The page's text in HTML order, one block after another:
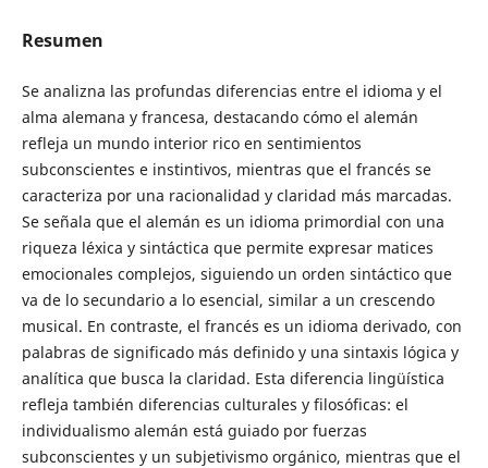
Resumen
Se analizna las profundas diferencias entre el idioma y el
alma alemana y francesa, destacando cómo el alemán
refleja un mundo interior rico en sentimientos
subconscientes e instintivos, mientras que el francés se
caracteriza por una racionalidad y claridad más marcadas.
Se señala que el alemán es un idioma primordial con una
riqueza léxica y sintáctica que permite expresar matices
emocionales complejos, siguiendo un orden sintáctico que
va de lo secundario a lo esencial, similar a un crescendo
musical. En contraste, el francés es un idioma derivado, con
palabras de significado más definido y una sintaxis lógica y
analítica que busca la claridad. Esta diferencia lingüística
refleja también diferencias culturales y filosóficas: el
individualismo alemán está guiado por fuerzas
subconscientes y un subjetivismo orgánico, mientras que el